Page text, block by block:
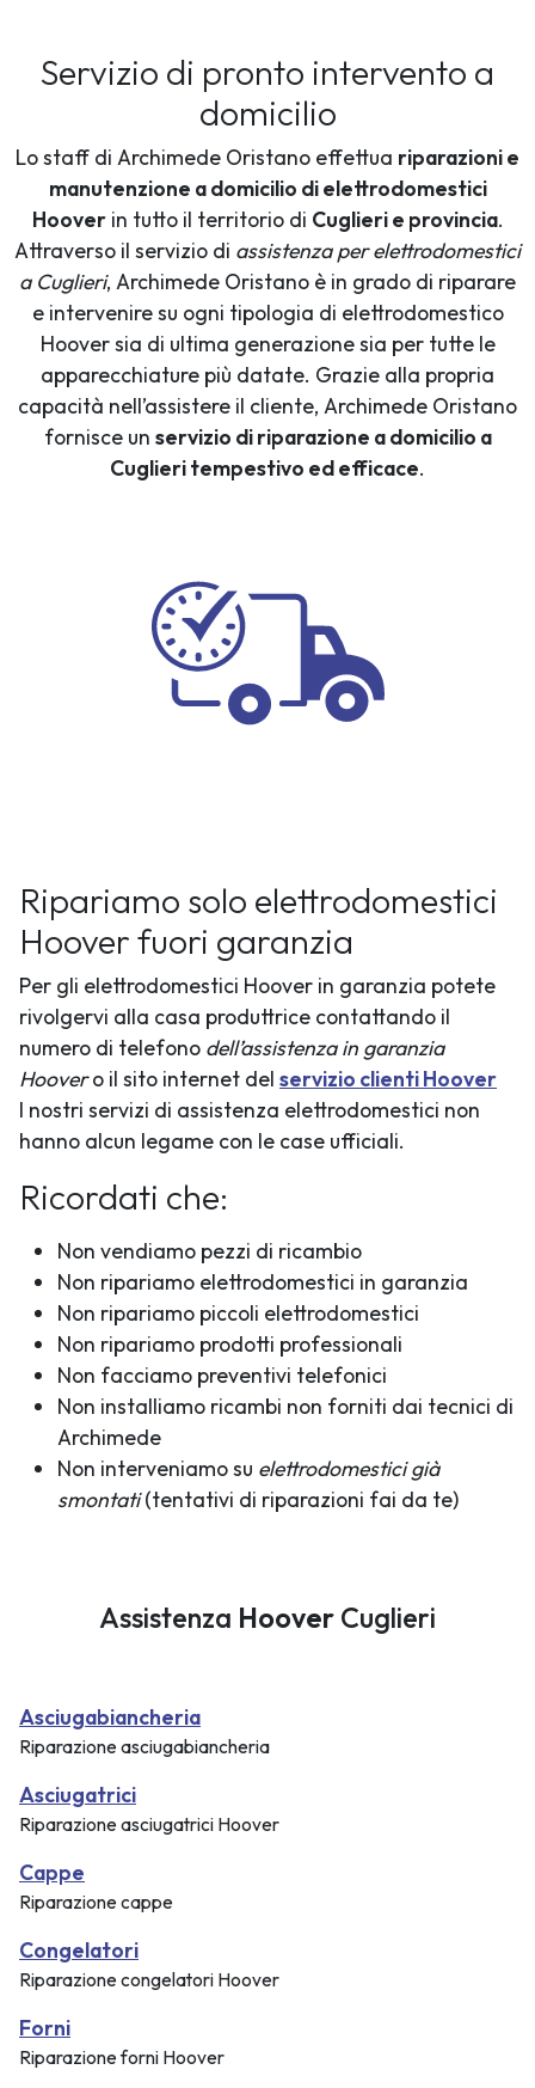
Servizio di pronto intervento a
domicilio
Lo staff di Archimede Oristano effettua riparazioni e
manutenzione a domicilio di elettrodomestici
Hooverin tutto il territorio di Cuglieri e provincia.
Attraverso il servizio di assistenza per elettrodomestici
a Cuglieri, Archimede Oristano è in grado di riparare
e intervenire su ogni tipologia di elettrodomestico
Hoover sia di ultima generazione sia per tutte le
apparecchiature più datate. Grazie alla propria
capacità nell’assistere il cliente, Archimede Oristano
fornisce un servizio di riparazione a domicilio a
Cuglieri tempestivo ed efficace.
Ripariamo solo elettrodomestici
Hoover fuori garanzia
Per gli elettrodomestici Hoover in garanzia potete
rivolgervi alla casa produttrice contattando il
numero di telefono dell’assistenza in garanzia
Hoovero il sito internet del servizio clienti Hoover
I nostri servizi di assistenza elettrodomestici non
hanno alcun legame con le case ufficiali.
Ricordati che:
Non vendiamo pezzi di ricambio
Non ripariamo elettrodomestici in garanzia
Non ripariamo piccoli elettrodomestici
Non ripariamo prodotti professionali
Non facciamo preventivi telefonici
Non installiamo ricambi non forniti dai tecnici di
Archimede
Non interveniamo su elettrodomestici già
smontati(tentativi di riparazioni fai da te)
Assistenza Hoover Cuglieri
Asciugabiancheria
Riparazione asciugabiancheria
Asciugatrici
Riparazione asciugatrici Hoover
Cappe
Riparazione cappe
Congelatori
Riparazione congelatori Hoover
Forni
Riparazione forni Hoover